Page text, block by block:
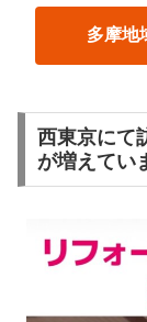
多摩地
西東京にて
が増えてい